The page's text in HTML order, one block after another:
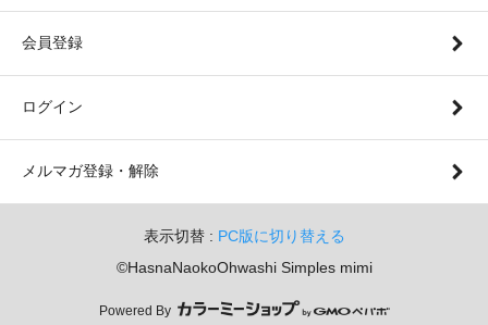
会員登録
ログイン
メルマガ登録・解除
表示切替 : PC版に切り替える
©︎HasnaNaokoOhwashi Simples mimi
Powered By